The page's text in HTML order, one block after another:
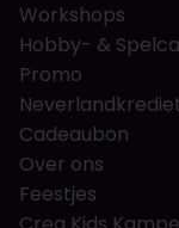
Workshops
Hobby- &
Promo
Cadeaubon
Over ons
Feestjes